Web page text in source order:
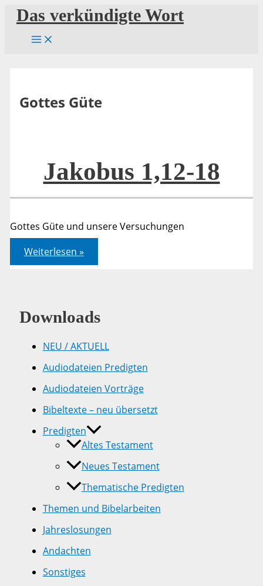
Zum
Inhalt
springen
Das verkündigte Wort
Gottes Güte
Jakobus 1,12-18
Gottes Güte und unsere Versuchungen
Jakobus
1,12-
18
Weiterlesen »
Downloads
NEU / AKTUELL
Audiodateien Predigten
Audiodateien Vorträge
Bibeltexte – neu übersetzt
Predigten
Altes Testament
Neues Testament
Thematische Predigten
Themen und Bibelarbeiten
Jahreslosungen
Andachten
Sonstiges